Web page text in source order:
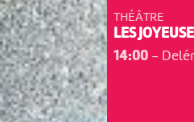
THÉÂTRE
LES
14:00-